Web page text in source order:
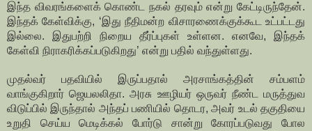
இந்த விவரங்களைக் கொண்ட நகல் தரவும் என்று கேட்டிருந்தேன்.
இந்தக் கேள்விக்கு, ‘இது நீதிமன்ற விசாரணைக்குக்கூட உட்பட்டது
இல்லை. இதுபற்றி நிறைய தீர்ப்புகள் உள்ளன. எனவே, இந்தக்
கேள்வி நிராகரிக்கப்படுகிறது’ என்று பதில் வந்துள்ளது.
முதல்வர் பதவியில் இருப்பதால் அரசாங்கத்தின் சம்பளம்
வாங்குகிறார் ஜெயலலிதா. அரசு ஊழியர் ஒருவர் நீண்ட மருத்துவ
விடுப்பில் இருந்தால் அந்தப் பணியில் தொடர, அவர் உடல் தகுதியை
உறுதி செய்ய மெடிக்கல் போர்டு சான்று கோரப்படுவது போல